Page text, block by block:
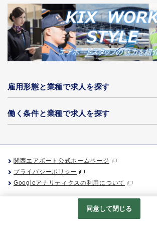
雇用形態と業種で求人を探す
働く条件と業種で求人を探す
関西エアポート公式ホームページ
プライバシーポリシー
Googleアナリティクスの利用について
同意して閉じる